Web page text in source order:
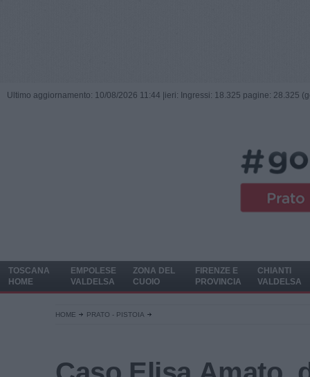
Ultimo aggiornamento: 10/08/2026 11:44 | ieri: Ingressi: 18.325 pagine: 28.325
TOSCANA
HOME
EMPOLESE
VALDELSA
ZONA DEL
CUOIO
FIRENZE E
PROVINCIA
CHIANTI
VALDELSA
HOME PRATO - PISTOIA